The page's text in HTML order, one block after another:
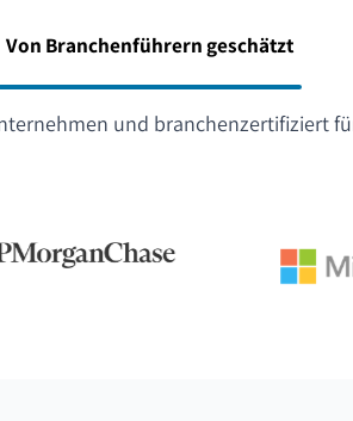
Von Branchenführern geschätzt
und branchenzertifiziert